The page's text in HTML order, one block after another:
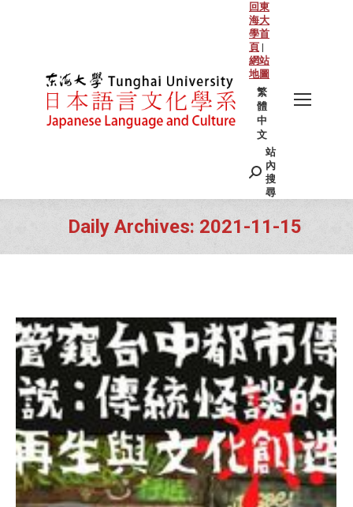
回東
海大
學首
頁 |
網站
地圖
繁
體
中
文
Search:
站
內
搜
尋
Daily Archives: 2021-11-15
You are here: